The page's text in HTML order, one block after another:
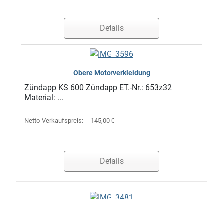
Details
Obere Motorverkleidung
Zündapp KS 600 Zündapp ET.-Nr.: 653z32
Material: ...
Netto-Verkaufspreis: 145,00 €
Details